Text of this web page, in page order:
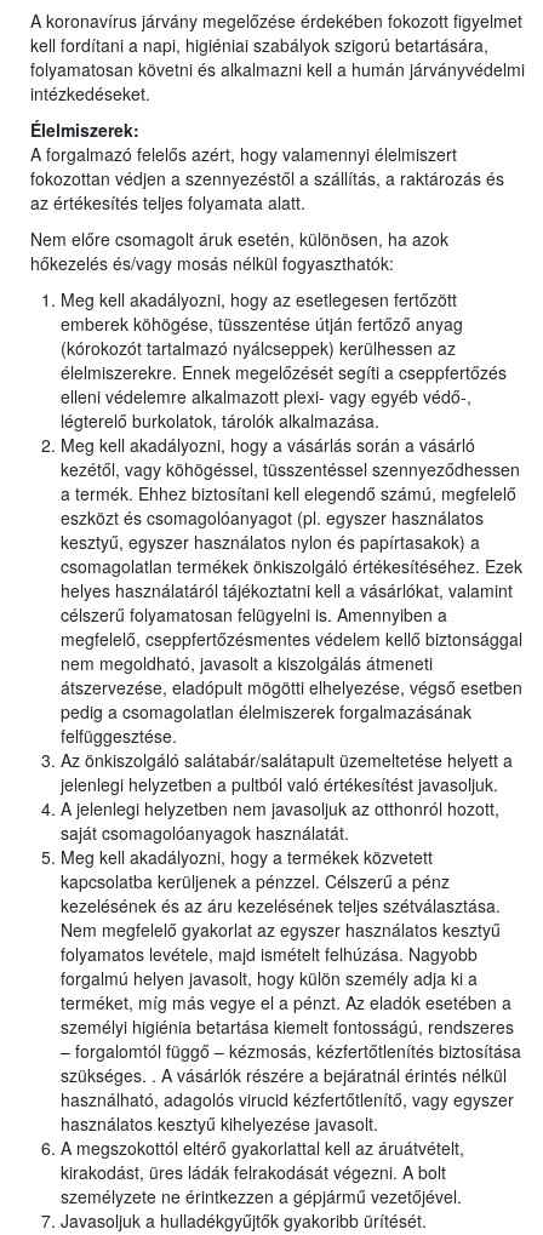
A koronavírus járvány megelőzése érdekében fokozott figyelmet
kell fordítani a napi, higiéniai szabályok szigorú betartására,
folyamatosan követni és alkalmazni kell a humán járványvédelmi
intézkedéseket.
Élelmiszerek:
A forgalmazó felelős azért, hogy valamennyi élelmiszert
fokozottan védjen a szennyezéstől a szállítás, a raktározás és
az értékesítés teljes folyamata alatt.
Nem előre csomagolt áruk esetén, különösen, ha azok
hőkezelés és/vagy mosás nélkül fogyaszthatók:
Meg kell akadályozni, hogy az esetlegesen fertőzött
emberek köhögése, tüsszentése útján fertőző anyag
(kórokozót tartalmazó nyálcseppek) kerülhessen az
élelmiszerekre. Ennek megelőzését segíti a cseppfertőzés
elleni védelemre alkalmazott plexi- vagy egyéb védő-,
légterelő burkolatok, tárolók alkalmazása.
Meg kell akadályozni, hogy a vásárlás során a vásárló
kezétől, vagy köhögéssel, tüsszentéssel szennyeződhessen
a termék. Ehhez biztosítani kell elegendő számú, megfelelő
eszközt és csomagolóanyagot (pl. egyszer használatos
kesztyű, egyszer használatos nylon és papírtasakok) a
csomagolatlan termékek önkiszolgáló értékesítéséhez. Ezek
helyes használatáról tájékoztatni kell a vásárlókat, valamint
célszerű folyamatosan felügyelni is. Amennyiben a
megfelelő, cseppfertőzésmentes védelem kellő biztonsággal
nem megoldható, javasolt a kiszolgálás átmeneti
átszervezése, eladópult mögötti elhelyezése, végső esetben
pedig a csomagolatlan élelmiszerek forgalmazásának
felfüggesztése.
Az önkiszolgáló salátabár/salátapult üzemeltetése helyett a
jelenlegi helyzetben a pultból való értékesítést javasoljuk.
A jelenlegi helyzetben nem javasoljuk az otthonról hozott,
saját csomagolóanyagok használatát.
Meg kell akadályozni, hogy a termékek közvetett
kapcsolatba kerüljenek a pénzzel. Célszerű a pénz
kezelésének és az áru kezelésének teljes szétválasztása.
Nem megfelelő gyakorlat az egyszer használatos kesztyű
folyamatos levétele, majd ismételt felhúzása. Nagyobb
forgalmú helyen javasolt, hogy külön személy adja ki a
terméket, míg más vegye el a pénzt. Az eladók esetében a
személyi higiénia betartása kiemelt fontosságú, rendszeres
– forgalomtól függő – kézmosás, kézfertőtlenítés biztosítása
szükséges. . A vásárlók részére a bejáratnál érintés nélkül
használható, adagolós virucid kézfertőtlenítő, vagy egyszer
használatos kesztyű kihelyezése javasolt.
A megszokottól eltérő gyakorlattal kell az áruátvételt,
kirakodást, üres ládák felrakodását végezni. A bolt
személyzete ne érintkezzen a gépjármű vezetőjével.
Javasoljuk a hulladékgyűjtők gyakoribb ürítését.